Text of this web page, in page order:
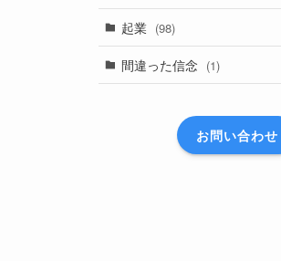
起業 (98)
間違った信念 (1)
お問い合わせ